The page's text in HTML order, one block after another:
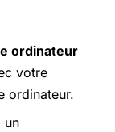
ordinateur
votre
ordinateur.
un